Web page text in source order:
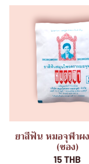
ยาสีฟัน หมอจุฬาผ
(ซอง)
15 THB